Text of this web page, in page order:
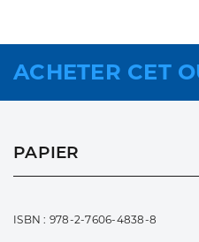
ACHETER CET
PAPIER
ISBN : 978-2-7606-4838-8